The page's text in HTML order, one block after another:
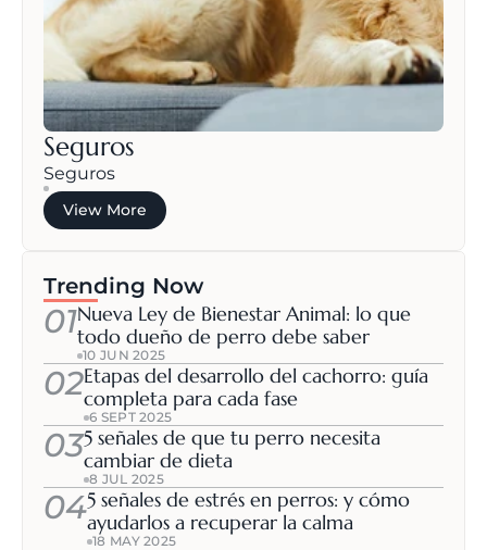
Seguros
Seguros
View More
Trending Now
01Nueva Ley de Bienestar Animal: lo que
todo dueño de perro debe saber
10 JUN 2025
02Etapas del desarrollo del cachorro: guía
completa para cada fase
6 SEPT 2025
035 señales de que tu perro necesita
cambiar de dieta
8 JUL 2025
045 señales de estrés en perros: y cómo
ayudarlos a recuperar la calma
18 MAY 2025